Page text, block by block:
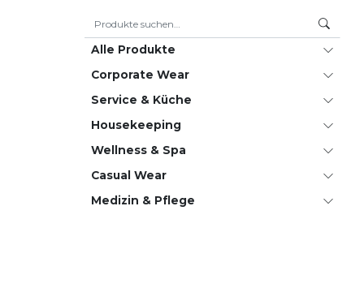
Alle Produkte
Corporate Wear
Service & Küche
House­keeping
Wellness & Spa
Casual Wear
Medizin & Pflege